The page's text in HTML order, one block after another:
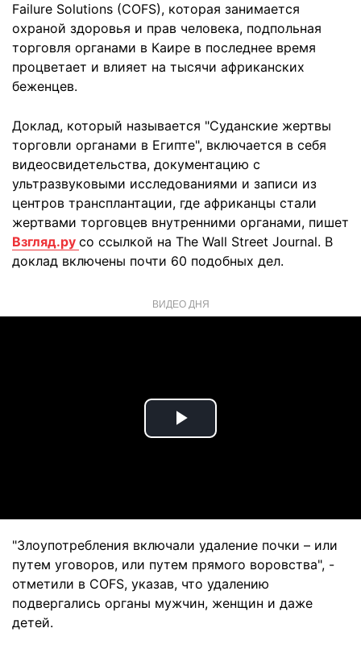
Failure Solutions (COFS), которая занимается
охраной здоровья и прав человека, подпольная
торговля органами в Каире в последнее время
процветает и влияет на тысячи африканских
беженцев.
Доклад, который называется "Суданские жертвы
торговли органами в Египте", включается в себя
видеосвидетельства, документацию с
ультразвуковыми исследованиями и записи из
центров трансплантации, где африканцы стали
жертвами торговцев внутренними органами, пишет
Взгляд.ру со ссылкой на The Wall Street Journal. В
доклад включены почти 60 подобных дел.
ВИДЕО ДНЯ
Play
"Злоупотребления включали удаление почки – или
путем уговоров, или путем прямого воровства", -
отметили в COFS, указав, что удалению
подвергались органы мужчин, женщин и даже
детей.